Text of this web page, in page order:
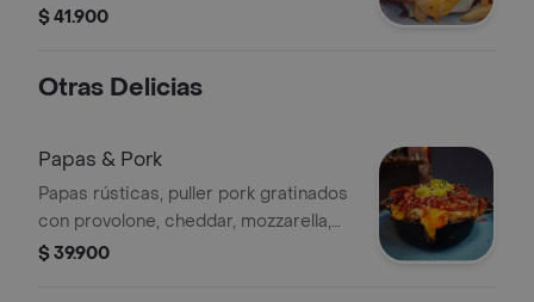
agridulces, cheddar, mozzarella, alioli
$ 41.900
Otras Delicias
Papas & Pork
Papas rústicas, puller pork gratinados
con provolone, cheddar, mozzarella,
tocineta caramelizada, guacamole,
$ 39.900